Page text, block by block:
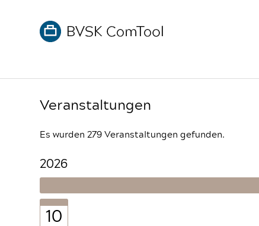
Veranstaltungen
Es wurden 279 Veranstaltungen gefunden.
2026
10